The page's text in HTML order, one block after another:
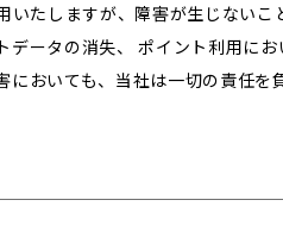
たしますが、障害が生じない
ータの消失、 ポイント利用に
おいても、当社は一切の責任を